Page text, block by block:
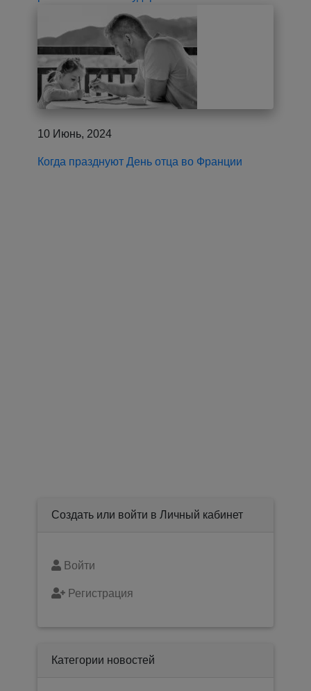
10 Июнь, 2024
Когда празднуют День отца во Франции
Создать или войти в Личный кабинет
Войти
Регистрация
Категории новостей